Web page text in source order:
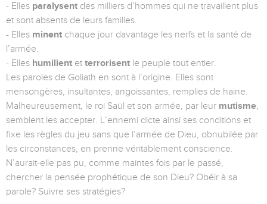
- Elles paralysent des milliers d’hommes qui ne travaillent plus
et sont absents de leurs familles.
- Elles minent chaque jour davantage les nerfs et la santé de
l’armée.
- Elles humilient et terrorisent le peuple tout entier.
Les paroles de Goliath en sont à l’origine. Elles sont
mensongères, insultantes, angoissantes, remplies de haine.
Malheureusement, le roi Saül et son armée, par leur mutisme,
semblent les accepter. L’ennemi dicte ainsi ses conditions et
fixe les règles du jeu sans que l’armée de Dieu, obnubilée par
les circonstances, en prenne véritablement conscience.
N’aurait-elle pas pu, comme maintes fois par le passé,
chercher la pensée prophétique de son Dieu? Obéir à sa
parole? Suivre ses stratégies?